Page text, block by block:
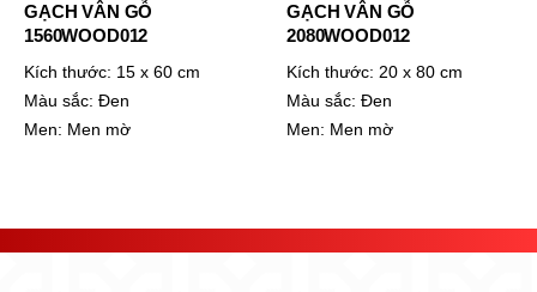
GẠCH VÂN GỖ
1560WOOD012
Kích thước: 15 x 60 cm
Màu sắc: Đen
Men: Men mờ
GẠCH VÂN GỖ
2080WOOD012
Kích thước: 20 x 80 cm
Màu sắc: Đen
Men: Men mờ